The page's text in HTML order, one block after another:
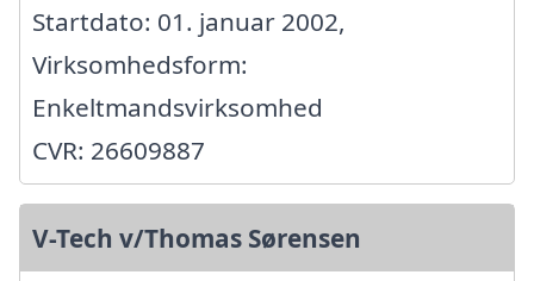
Startdato: 01. januar 2002,
Virksomhedsform:
Enkeltmandsvirksomhed
CVR: 26609887
V-Tech v/Thomas Sørensen